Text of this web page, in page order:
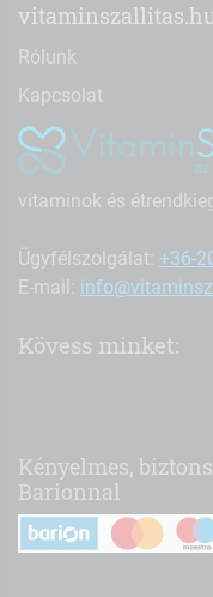
Rólunk
Kapcsolat
vitaminok és
Ügyfélszolgálat: +36-
E-mail:
Kövess minket:
Kényelmes,
Barionnal